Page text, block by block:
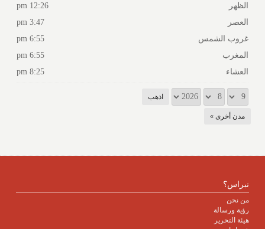
الظهر
12:26 pm
العصر
3:47 pm
غروب الشمس
6:55 pm
المغرب
6:55 pm
العشاء
8:25 pm
مدن أخرى »
نبراس؟
من نحن
رؤية ورسالة
هيئة التحرير